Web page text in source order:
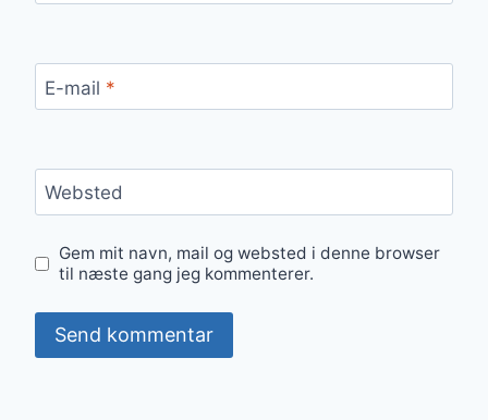
E-mail *
Websted
Gem mit navn, mail og websted i denne browser
til næste gang jeg kommenterer.